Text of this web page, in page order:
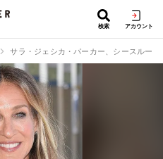
検索 アカウント
サラ・ジェシカ・パーカー、シースルー